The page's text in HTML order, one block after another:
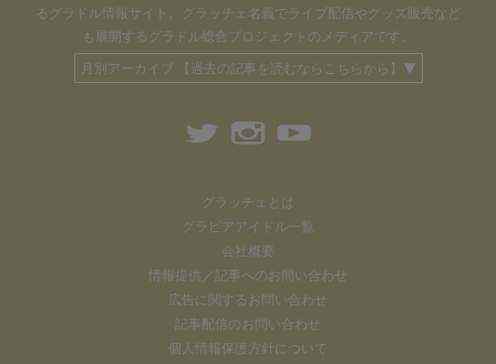
るグラドル情報サイト。
グラッチェ名義でライブ配信や グッズ販売など
も 展開するグラドル総合プロジェクトのメディアです。
月別アーカイブ 【過去の記事を読むならこちらから】▼
グラッチェとは
グラビアアイドル一覧
会社概要
情報提供／記事へのお問い合わせ
広告に関するお問い合わせ
記事配信のお問い合わせ
個人情報保護方針について